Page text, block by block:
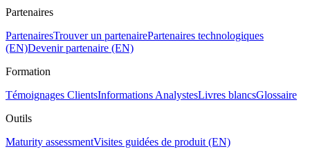
Partenaires
PartenairesTrouver un partenairePartenaires technologiques
(EN)Devenir partenaire (EN)
Formation
Témoignages ClientsInformations AnalystesLivres blancsGlossaire
Outils
Maturity assessmentVisites guidées de produit (EN)